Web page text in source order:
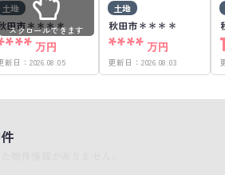
土地
田市＊＊＊＊
万円
新日： 2026.08.05
土地
秋田市＊＊＊＊
**** 万円
更新日： 2026.08.03
スクロールできます